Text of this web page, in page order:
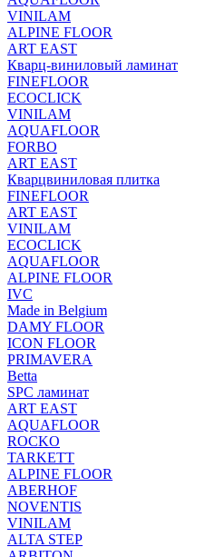
VINILAM
ALPINE FLOOR
ART EAST
Кварц-виниловый ламинат
FINEFLOOR
ECOCLICK
VINILAM
AQUAFLOOR
FORBO
ART EAST
Кварцвиниловая плитка
FINEFLOOR
ART EAST
VINILAM
ECOCLICK
AQUAFLOOR
ALPINE FLOOR
IVC
Made in Belgium
DAMY FLOOR
ICON FLOOR
PRIMAVERA
Betta
SPC ламинат
ART EAST
AQUAFLOOR
ROCKO
TARKETT
ALPINE FLOOR
ABERHOF
NOVENTIS
VINILAM
ALTA STEP